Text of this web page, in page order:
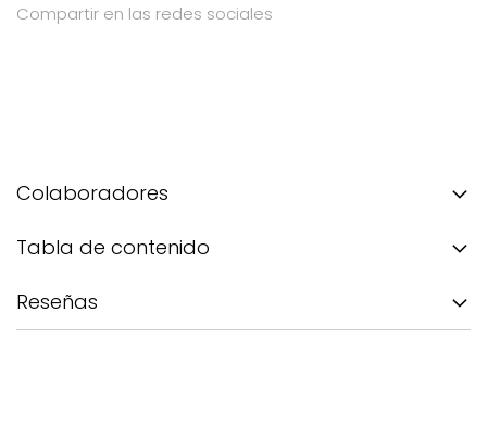
Compartir en las redes sociales
Colaboradores
Tabla de contenido
Reseñas